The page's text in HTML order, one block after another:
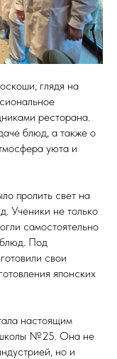
глядя на
ресторана.
блюд, а также о
уюта и
пролить свет на
Ученики не только
самостоятельно
блюд. Под
свои
японских
настоящим
школы №25. Она не
но и